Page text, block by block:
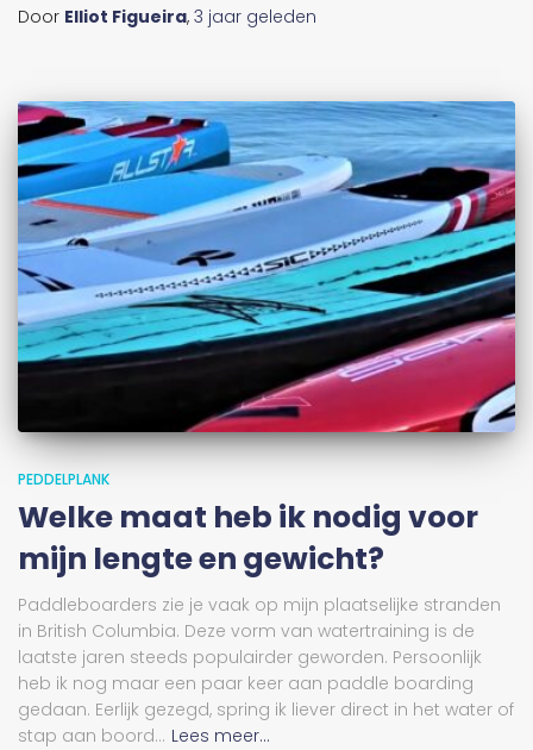
Door Elliot Figueira, 3 jaar geleden
PEDDELPLANK
Welke maat heb ik nodig voor
mijn lengte en gewicht?
Paddleboarders zie je vaak op mijn plaatselijke stranden
in British Columbia. Deze vorm van watertraining is de
laatste jaren steeds populairder geworden. Persoonlijk
heb ik nog maar een paar keer aan paddle boarding
gedaan. Eerlijk gezegd, spring ik liever direct in het water of
stap aan boord... Lees meer...